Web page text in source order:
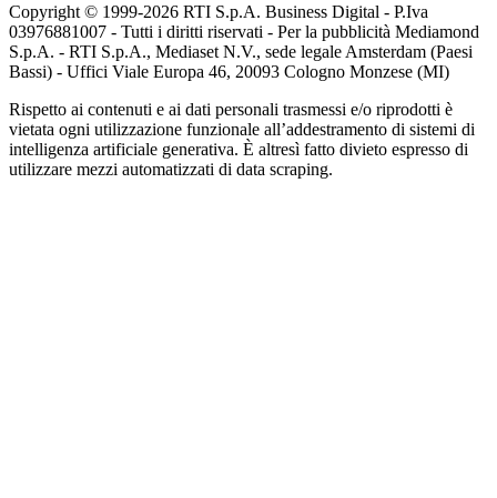
Copyright © 1999-2026 RTI S.p.A. Business Digital - P.Iva
03976881007 - Tutti i diritti riservati - Per la pubblicità Mediamond
S.p.A. - RTI S.p.A., Mediaset N.V., sede legale Amsterdam (Paesi
Bassi) - Uffici Viale Europa 46, 20093 Cologno Monzese (MI)
Rispetto ai contenuti e ai dati personali trasmessi e/o riprodotti è
vietata ogni utilizzazione funzionale all’addestramento di sistemi di
intelligenza artificiale generativa. È altresì fatto divieto espresso di
utilizzare mezzi automatizzati di data scraping.